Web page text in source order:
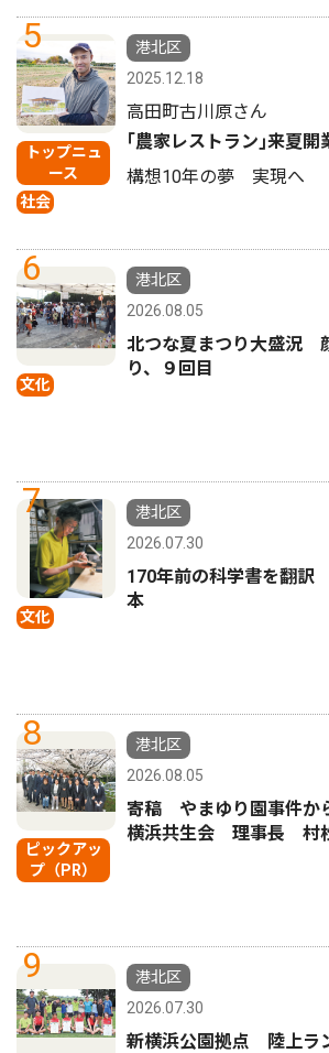
5
トップニュ
ース
社会
港北区
2025.12.18
高田町古川原さん
｢農家レストラン｣来夏開
構想10年の夢 実現へ
6
文化
港北区
2026.08.05
北つな夏まつり大盛況
り、９回目
7
文化
港北区
2026.07.30
170年前の科学書を翻訳
本
8
ピックアッ
プ（PR）
港北区
2026.08.05
寄稿 やまゆり園事件か
横浜共生会 理事長 村
9
港北区
2026.07.30
新横浜公園拠点 陸上ラ